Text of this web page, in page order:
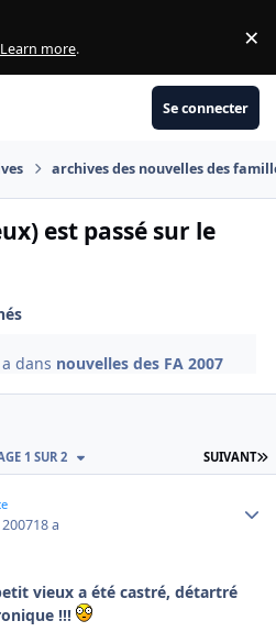
Learn more. ×
Se connecter
archives des nouvelles des
est passé sur le
dans nouvelles des FA 2007
SUIVANT
1 SUR 2
18 a
vieux a été castré, détartré
!!!